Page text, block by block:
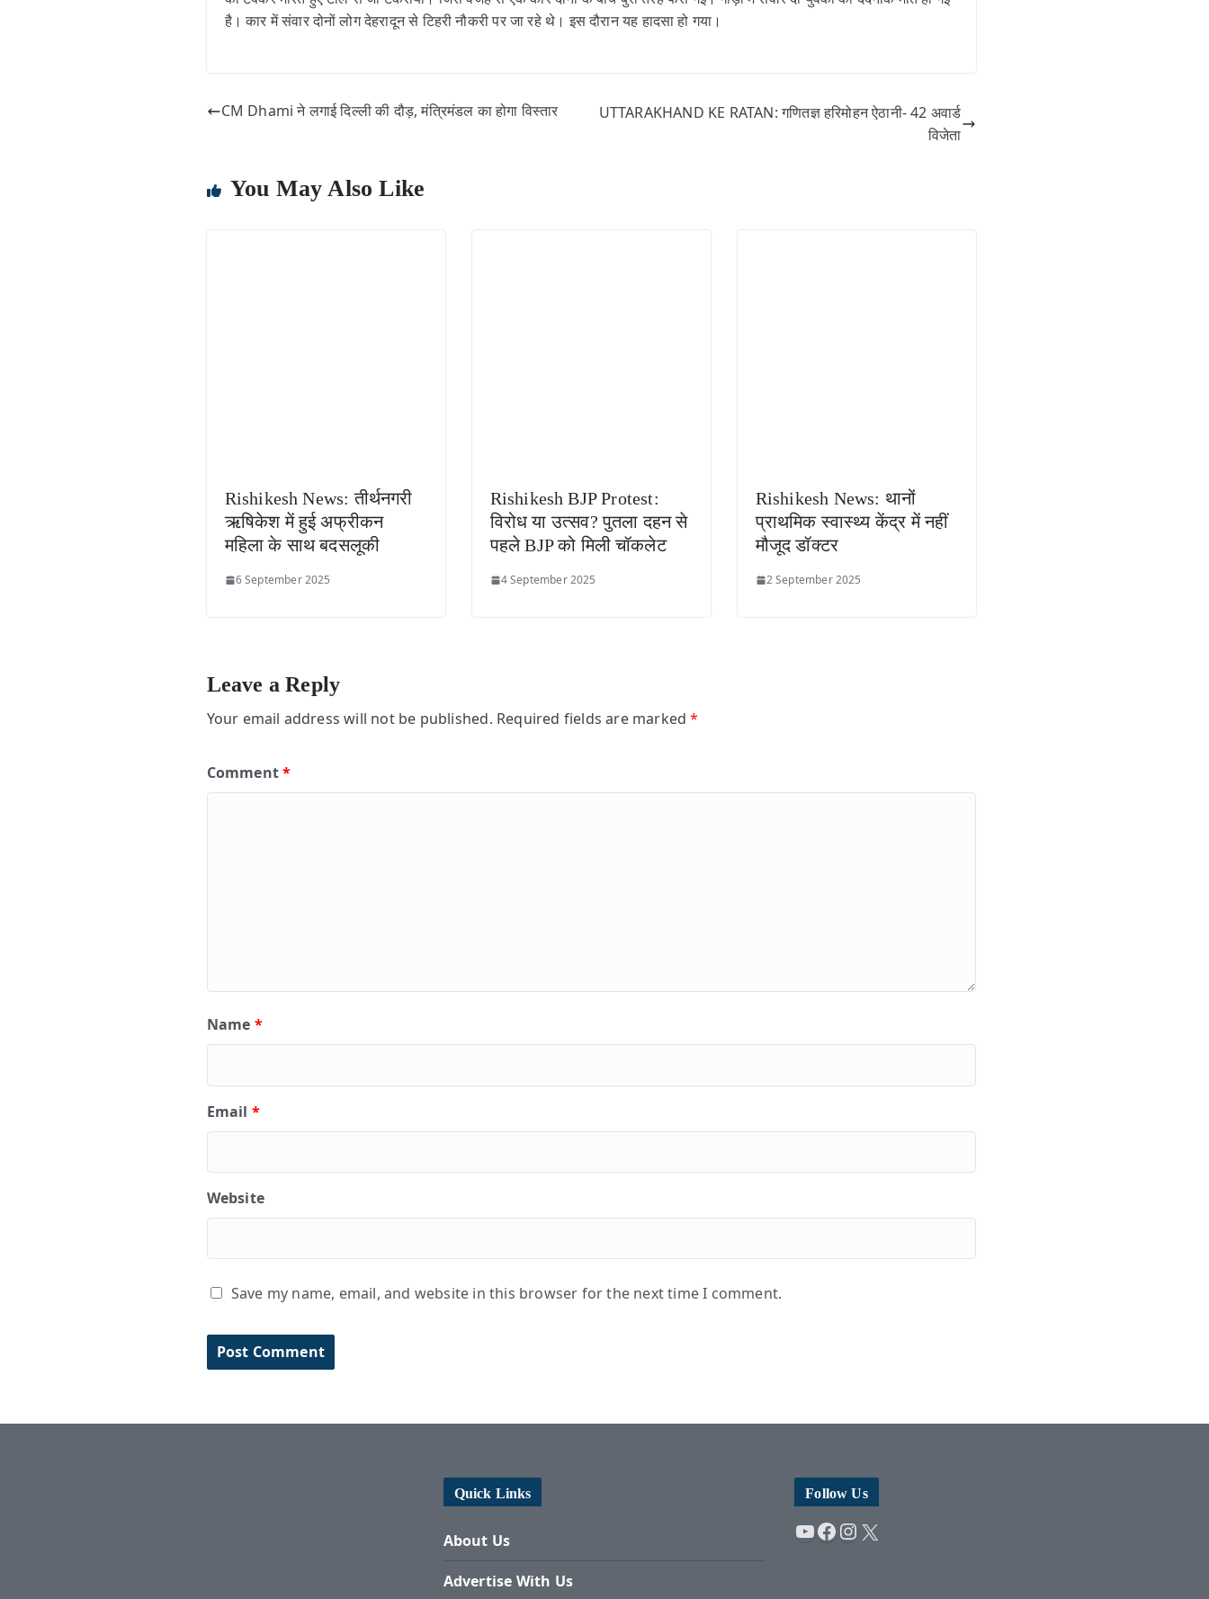
है। कार में संवार दोनों लोग देहरादून से टिहरी नौकरी पर जा रहे थे। इस दौरान यह हादसा हो गया।
CM Dhami ने लगाई दिल्ली की दौड़, मंत्रिमंडल का होगा विस्तार
UTTARAKHAND KE RATAN: गणितज्ञ हरिमोहन ऐठानी- 42 अवार्ड
विजेता
You May Also Like
Rishikesh News: तीर्थनगरी
ऋषिकेश में हुई अफ्रीकन
महिला के साथ बदसलूकी
6 September 2025
Rishikesh BJP Protest:
विरोध या उत्सव? पुतला दहन से
पहले BJP को मिली चॉकलेट
4 September 2025
Rishikesh News: थानों
प्राथमिक स्वास्थ्य केंद्र में नहीं
मौजूद डॉक्टर
2 September 2025
Leave a Reply
Your email address will not be published. Required fields are marked*
Comment*
Name *
Email *
Website
Save my name, email, and website in this browser for the next time I comment.
Quick Links
About Us
Advertise With Us
Follow Us
YouTube
Facebook
Instagram
X